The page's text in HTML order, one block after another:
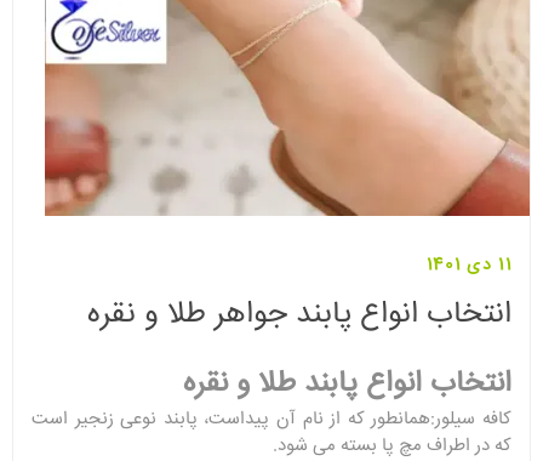
11 دی 1401
انتخاب انواع پابند جواهر طلا و نقره
انتخاب انواع پابند طلا و نقره
کافه سیلور:همانطور که از نام آن پیداست، پابند نوعی زنجیر است
که در اطراف مچ پا بسته می شود.